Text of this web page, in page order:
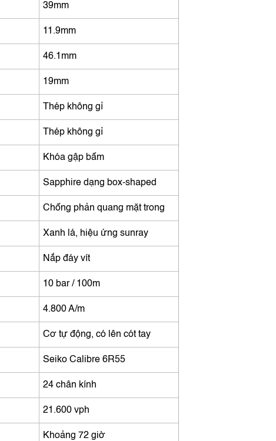
39mm
11.9mm
46.1mm
19mm
Thép không gỉ
Thép không gỉ
Khóa gập bấm
Sapphire dạng box-shaped
Chống phản quang mặt trong
Xanh lá, hiệu ứng sunray
Nắp đáy vít
10 bar / 100m
4.800 A/m
Cơ tự động, có lên cót tay
Seiko Calibre 6R55
24 chân kính
21.600 vph
Khoảng 72 giờ